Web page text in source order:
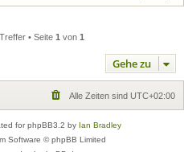
• Seite 1 von 1
Gehe zu
Alle Zeiten sind UTC+02:00
for phpBB3.2 by Ian Bradley
Software © phpBB Limited